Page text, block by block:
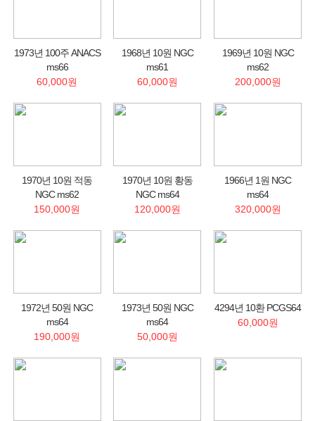
1973년 100주 ANACS
ms66
60,000원
1968년 10원 NGC
ms61
60,000원
1969년 10원 NGC
ms62
200,000원
1970년 10원 적동
NGC ms62
150,000원
1970년 10원 황동
NGC ms64
120,000원
1966년 1원 NGC
ms64
320,000원
1972년 50원 NGC
ms64
190,000원
1973년 50원 NGC
ms64
50,000원
4294년 10환 PCGS64
60,000원